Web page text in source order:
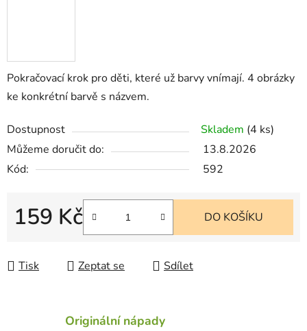
Pokračovací krok pro děti, které už barvy vnímají. 4 obrázky
ke konkrétní barvě s názvem.
Dostupnost Skladem (4 ks)
Můžeme doručit do:
13.8.2026
Kód:
592
159 Kč DO KOŠÍKU
Tisk Zeptat se Sdílet
Originální nápady